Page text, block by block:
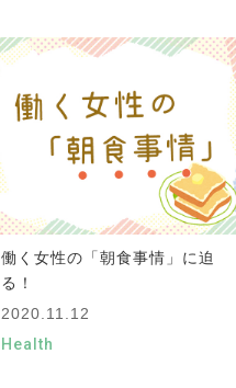
働く女性の「朝食事情」に迫
る！
2020.11.12
Health